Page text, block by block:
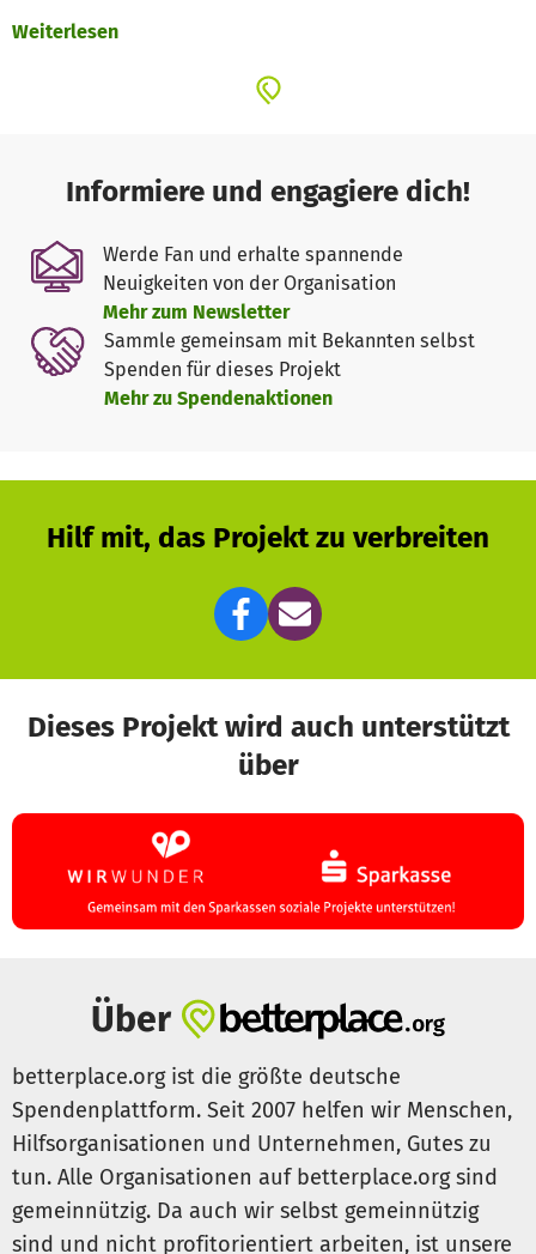
Die abendlichen Autor*innenporträts im barocken
Autor*in gewidmet, Leben und Werk werden in Lesung und
und Diskussionen zu aktuellen gesellschaftlichen und
politischen Themen. Das Kinder- und Familienprogramm
bietet mit der Bilderbuch-Lesewiese, Lesungen von
Kinder- und Jugendbuchautoren und der Druckwerkstatt
ein anspruchsvolles Programm für alle Altersgruppen.
Aufgrund der prekären Haushaltslage der Stadt Erlangen
war lange unklar, ob das Erlanger Poet*innenfest 2026
überhaupt stattfinden kann. Daraufhin haben sich
zahlreiche Bürger*innen gemeldet, und angeboten, das
einem Spendenaufruf an die Bürger*innen vom 28. bis 30.
August 2026 stattfinden soll.
Weiterlesen
Informiere und engagiere dich!
Werde Fan und erhalte spannende
Neuigkeiten von der Organisation
Mehr zum Newsletter
Sammle gemeinsam mit Bekannten selbst
Spenden für dieses Projekt
Mehr zu Spendenaktionen
Hilf mit, das Projekt zu verbreiten
Dieses Projekt wird auch unterstützt
über
Über
betterplace.org ist die größte deutsche
Spendenplattform. Seit 2007 helfen wir Menschen,
Hilfsorganisationen und Unternehmen, Gutes zu
tun. Alle Organisationen auf betterplace.org sind
gemeinnützig. Da auch wir selbst gemeinnützig
sind und nicht profitorientiert arbeiten, ist unsere